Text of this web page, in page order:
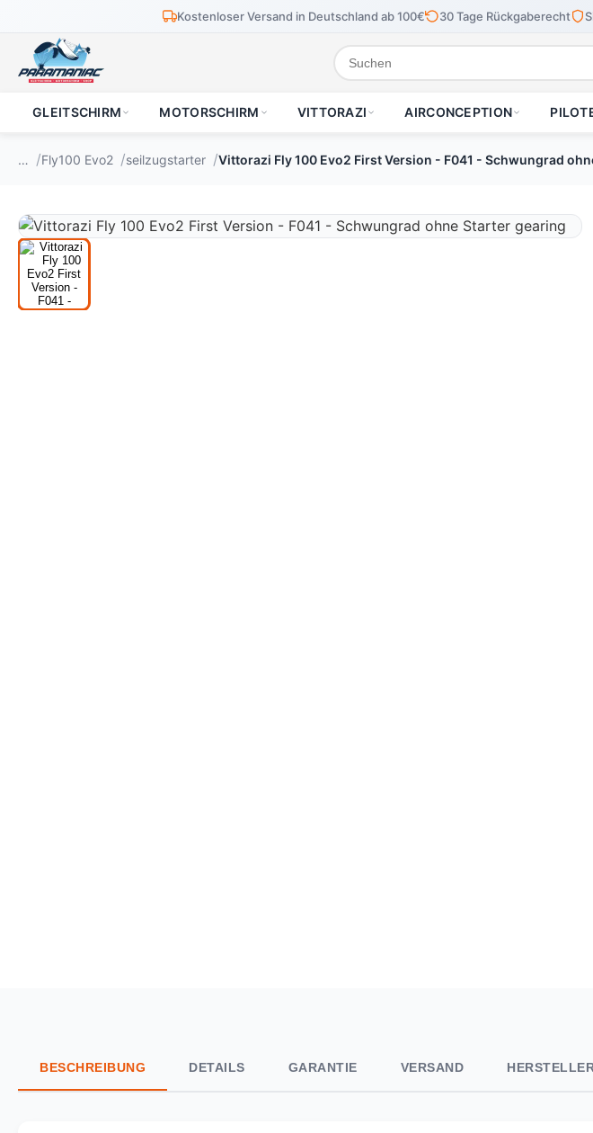
Kostenloser Versand in Deutschland ab 100€ 30 Tage Rückgaberecht
GLEITSCHIRM MOTORSCHIRM VITTORAZI AIRCONCEPTION
… Fly100 Evo2 seilzugstarter Vittorazi Fly 100 Evo2 First Version - F041 - Schwungrad
BESCHREIBUNG DETAILS GARANTIE VERSAND